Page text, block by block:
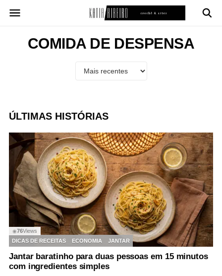
para
conteúdoCOMIDA DE DESPENSA
ÚLTIMAS HISTÓRIAS
◉76Views
DICAS DE RECEITAS
ECONOMIA JANTAR
Jantar baratinho para duas pessoas em 15 minutos
com ingredientes simples